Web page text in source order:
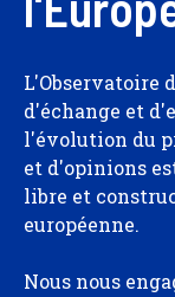
L'Observatoire
d'échange et
l'évolution du
et d'opinions
libre et
européenne.
Nous nous